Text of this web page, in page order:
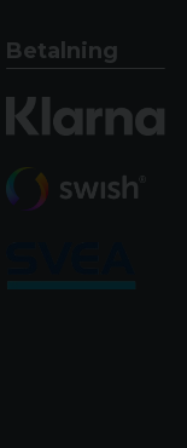
Betalning